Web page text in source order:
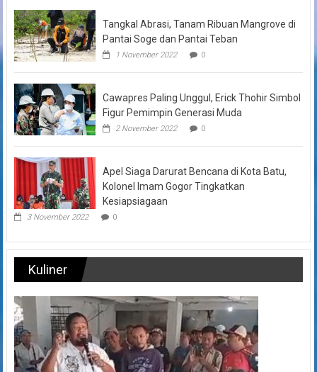
Tangkal Abrasi, Tanam Ribuan Mangrove di
Pantai Soge dan Pantai Teban
1 November 2022 0
Cawapres Paling Unggul, Erick Thohir Simbol
Figur Pemimpin Generasi Muda
2 November 2022 0
Apel Siaga Darurat Bencana di Kota Batu,
Kolonel Imam Gogor Tingkatkan
Kesiapsiagaan
3 November 2022 0
Kuliner